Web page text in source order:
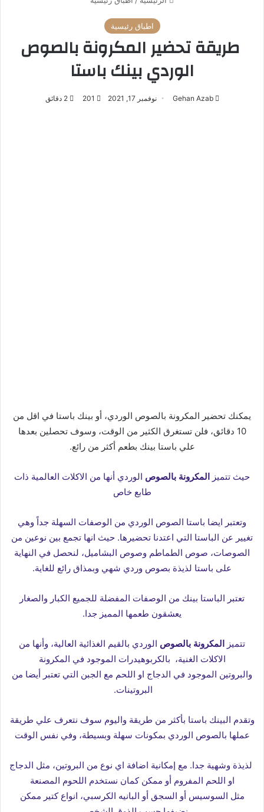
اطباق رئيسية
طريقة تحضير المكرونة بالصوص
الوردي بينك باستا
Gehan Azab نوفمبر 17, 2021 201 2 دقائق
يمكنك تحضير المكرونة بالصوص الوردي، أو بينك باستا في اقل من
10 دقائق، فلن تستغرق الكثير من الوقت، وسوف تحصلين بعدها
علي باستا بينك بطعم أكثر من رائع.
حيث تتميز المكرونة بالصوص الوردي أنها من الاكلات العالمية ذات
طابع خاص
وتعتبر ايضا باستا الصوص الوردي من الوصفات السهلة جداً وهي
تغيير عن الباستا التي اعتدنا تحضيرها. حيث انها تجمع بين نوعين من
الصوصات، صوص الطماطم وصوص البشاميل، لنحصل في النهاية
على باستا لذيذة بصوص وردي شهي وبمذاق رائع للغاية.
تعتبر الباستا بينك من الوصفات المفضلة للجميع الكبار والصغار
يعشقون طعمها المميز جدا.
تتميز المكرونة بالصوص الوردي بالقيم الغذائية العالية، وأنها من
الاكلات الغنية، بالكربوهيدرات الموجود في المكرونة
والبروتين الموجود في الدجاج او اللحم مع الجبن التي تعتبر أيضا من
البروتينات.
وتقدم البينك باستا بأكثر من طريقة واليوم سوف نتعرف علي طريقة
عملها بالصوص الوردي بمكونات سهلة وبسيطة، وفي نفس الوقت
لذيذة وشهية جدا. مع إمكانية اضافة اي نوع من البروتين، مثل الدجاج
او اللحم المفروم أو ممكن كمان نستخدم اللحوم المصنعة
مثل السوسيس أو السجق أو البانيه الكرسبي، انواع كتير ممكن